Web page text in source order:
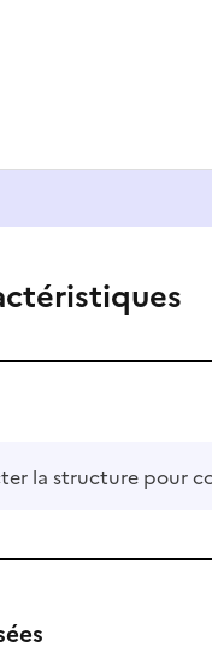
la structure pour